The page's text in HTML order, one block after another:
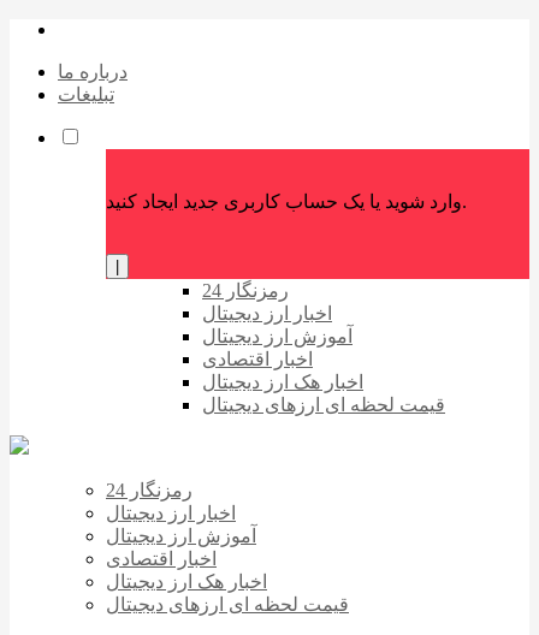
درباره ما
تبلیغات
وارد شوید یا یک حساب کاربری جدید ایجاد کنید.
رمزنگار 24
اخبار ارز دیجیتال
آموزش ارز دیجیتال
اخبار اقتصادی
اخبار هک ارز دیجیتال
قیمت لحظه ای ارزهای دیجیتال
رمزنگار 24
اخبار ارز دیجیتال
آموزش ارز دیجیتال
اخبار اقتصادی
اخبار هک ارز دیجیتال
قیمت لحظه ای ارزهای دیجیتال